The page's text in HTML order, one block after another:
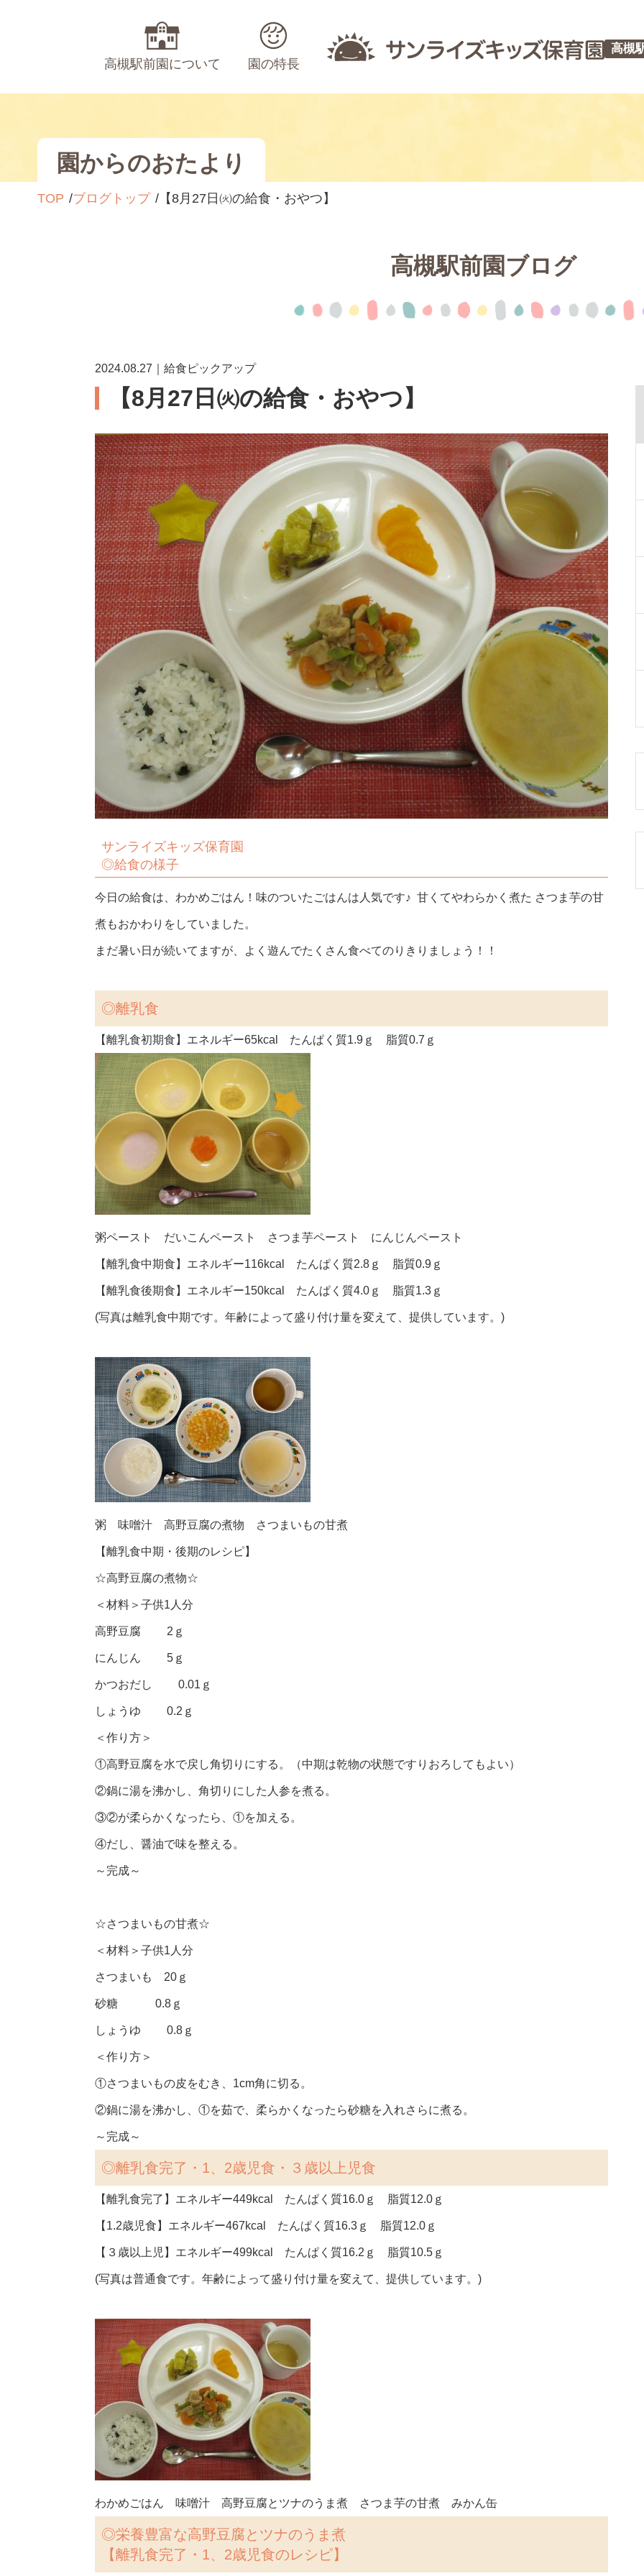
高槻駅前園について 園の特長
高槻
園からのおたより
TOP ブログトップ 【8月27日㈫の給食・おやつ】
高槻駅前園ブログ
2024.08.27｜給食ピックアップ
【8月27日㈫の給食・おやつ】
サンライズキッズ保育園
◎給食の様子
今日の給食は、わかめごはん！味のついたごはんは人気です♪ 甘くてやわらかく煮た さつま芋の甘
煮もおかわりをしていました。
まだ暑い日が続いてますが、よく遊んでたくさん食べてのりきりましょう！！
◎離乳食
【離乳食初期食】エネルギー65kcal たんぱく質1.9ｇ 脂質0.7ｇ
粥ペースト だいこんペースト さつま芋ペースト にんじんペースト
【離乳食中期食】エネルギー116kcal たんぱく質2.8ｇ 脂質0.9ｇ
【離乳食後期食】エネルギー150kcal たんぱく質4.0ｇ 脂質1.3ｇ
(写真は離乳食中期です。年齢によって盛り付け量を変えて、提供しています。)
粥 味噌汁 高野豆腐の煮物 さつまいもの甘煮
【離乳食中期・後期のレシピ】
☆高野豆腐の煮物☆
＜材料＞子供1人分
高野豆腐 2ｇ
にんじん 5ｇ
かつおだし 0.01ｇ
しょうゆ 0.2ｇ
＜作り方＞
①高野豆腐を水で戻し角切りにする。（中期は乾物の状態ですりおろしてもよい）
②鍋に湯を沸かし、角切りにした人参を煮る。
③②が柔らかくなったら、①を加える。
④だし、醤油で味を整える。
～完成～
☆さつまいもの甘煮☆
＜材料＞子供1人分
さつまいも 20ｇ
砂糖 0.8ｇ
しょうゆ 0.8ｇ
＜作り方＞
①さつまいもの皮をむき、1cm角に切る。
②鍋に湯を沸かし、①を茹で、柔らかくなったら砂糖を入れさらに煮る。
～完成～
◎離乳食完了・1、2歳児食・３歳以上児食
【離乳食完了】エネルギー449kcal たんぱく質16.0ｇ 脂質12.0ｇ
【1.2歳児食】エネルギー467kcal たんぱく質16.3ｇ 脂質12.0ｇ
【３歳以上児】エネルギー499kcal たんぱく質16.2ｇ 脂質10.5ｇ
(写真は普通食です。年齢によって盛り付け量を変えて、提供しています。)
わかめごはん 味噌汁 高野豆腐とツナのうま煮 さつま芋の甘煮 みかん缶
◎栄養豊富な高野豆腐とツナのうま煮
【離乳食完了・1、2歳児食のレシピ】